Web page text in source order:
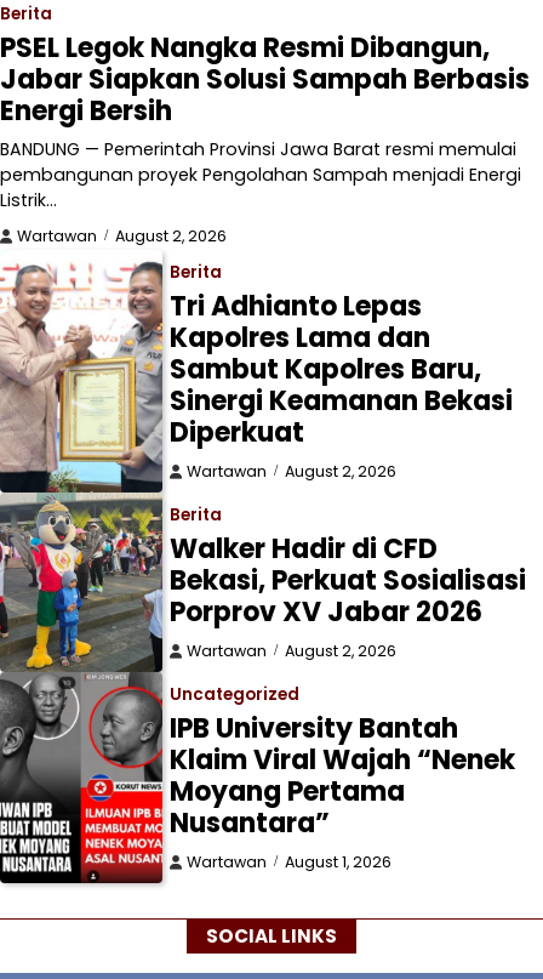
Berita
PSEL Legok Nangka Resmi Dibangun,
Jabar Siapkan Solusi Sampah Berbasis
Energi Bersih
BANDUNG — Pemerintah Provinsi Jawa Barat resmi memulai
pembangunan proyek Pengolahan Sampah menjadi Energi
Listrik…
Wartawan August 2, 2026
Berita
Tri Adhianto Lepas
Kapolres Lama dan
Sambut Kapolres Baru,
Sinergi Keamanan Bekasi
Diperkuat
Wartawan August 2, 2026
Berita
Walker Hadir di CFD
Bekasi, Perkuat Sosialisasi
Porprov XV Jabar 2026
Wartawan August 2, 2026
Uncategorized
IPB University Bantah
Klaim Viral Wajah “Nenek
Moyang Pertama
Nusantara”
Wartawan August 1, 2026
SOCIAL LINKS